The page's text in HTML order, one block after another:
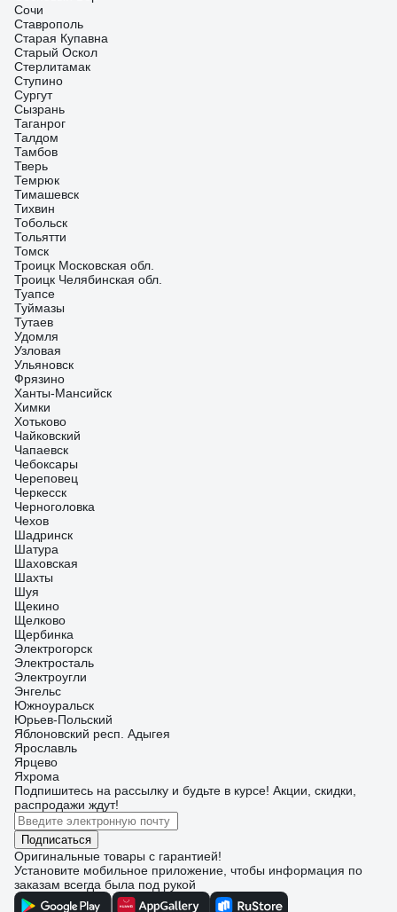
Сочи
Ставрополь
Старая Купавна
Старый Оскол
Стерлитамак
Ступино
Сургут
Сызрань
Таганрог
Талдом
Тамбов
Тверь
Темрюк
Тимашевск
Тихвин
Тобольск
Тольятти
Томск
Троицк Московская обл.
Троицк Челябинская обл.
Туапсе
Туймазы
Тутаев
Удомля
Узловая
Ульяновск
Фрязино
Ханты-Мансийск
Химки
Хотьково
Чайковский
Чапаевск
Чебоксары
Череповец
Черкесск
Черноголовка
Чехов
Шадринск
Шатура
Шаховская
Шахты
Шуя
Щекино
Щелково
Щербинка
Электрогорск
Электросталь
Электроугли
Энгельс
Южноуральск
Юрьев-Польский
Яблоновский респ. Адыгея
Ярославль
Ярцево
Яхрома
Подпишитесь на рассылку и будьте в курсе! Акции, скидки,
распродажи ждут!
Подписаться
Оригинальные товары с гарантией!
Установите мобильное приложение, чтобы информация по
заказам всегда была под рукой